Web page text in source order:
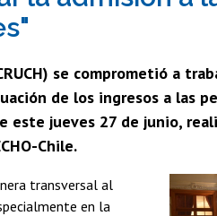
se comprometió a
de los ingresos a las
este jueves 27 de junio,
Chile.
transversal al
en la